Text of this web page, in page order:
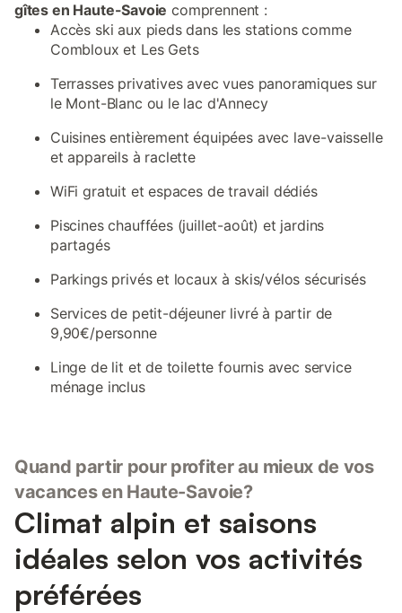
gîtes en Haute-Savoie comprennent :
Accès ski aux pieds dans les stations comme
Combloux et Les Gets
Terrasses privatives avec vues panoramiques sur
le Mont-Blanc ou le lac d'Annecy
Cuisines entièrement équipées avec lave-vaisselle
et appareils à raclette
WiFi gratuit et espaces de travail dédiés
Piscines chauffées (juillet-août) et jardins
partagés
Parkings privés et locaux à skis/vélos sécurisés
Services de petit-déjeuner livré à partir de
9,90€/personne
Linge de lit et de toilette fournis avec service
ménage inclus
Quand partir pour profiter au mieux de vos
vacances en Haute-Savoie?
Climat alpin et saisons
idéales selon vos activités
préférées